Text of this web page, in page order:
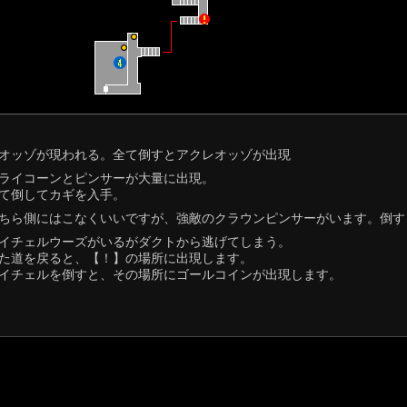
ッゾが現われる。全て倒すとアクレオッゾが出現
イコーンとピンサーが大量に出現。
倒してカギを入手。
ら側にはこなくいいですが、強敵のクラウンピンサーがいます。倒
チェルウーズがいるがダクトから逃げてしまう。
道を戻ると、【！】の場所に出現します。
チェルを倒すと、その場所にゴールコインが出現します。